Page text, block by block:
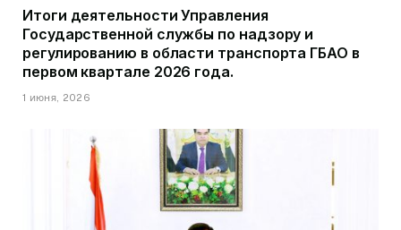
Итоги деятельности Управления
Государственной службы по надзору и
регулированию в области транспорта ГБАО в
первом квартале 2026 года.
1 июня, 2026